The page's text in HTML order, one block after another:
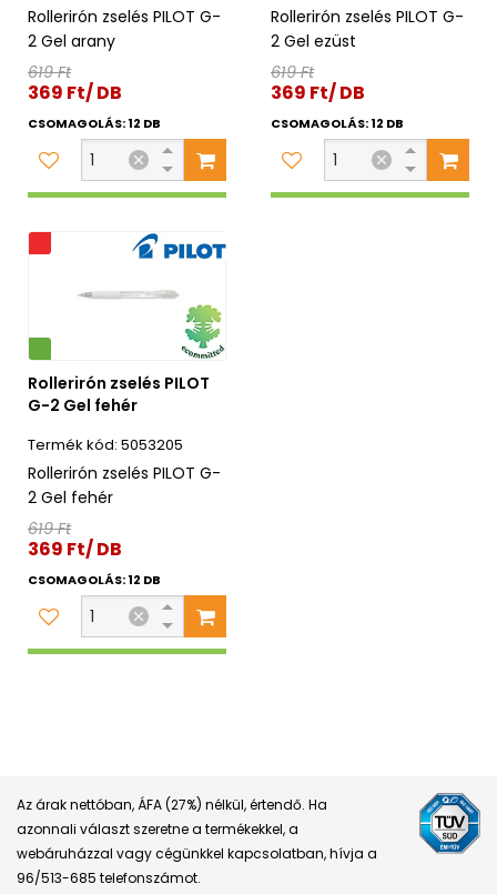
Rollerirón zselés PILOT G-
2 Gel arany
619 Ft
369 Ft/ DB
CSOMAGOLÁS: 12 DB
Rollerirón zselés PILOT G-
2 Gel ezüst
619 Ft
369 Ft/ DB
CSOMAGOLÁS: 12 DB
Rollerirón zselés PILOT
G-2 Gel fehér
5053205
Rollerirón zselés PILOT G-
2 Gel fehér
619 Ft
369 Ft/ DB
CSOMAGOLÁS: 12 DB
Az árak nettóban, ÁFA (27%) nélkül, értendő. Ha
azonnali választ szeretne a termékekkel, a
webáruházzal vagy cégünkkel kapcsolatban, hívja a
96/513-685 telefonszámot.